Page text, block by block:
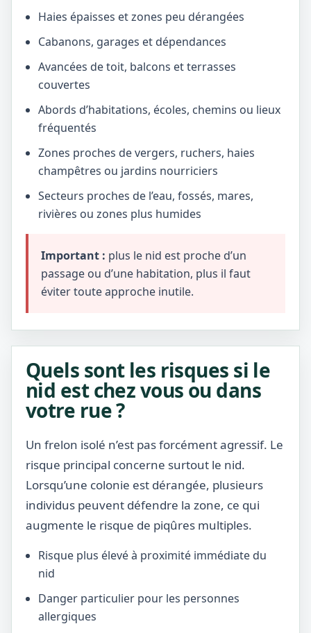
Haies épaisses et zones peu dérangées
Cabanons, garages et dépendances
Avancées de toit, balcons et terrasses
couvertes
Abords d’habitations, écoles, chemins ou lieux
fréquentés
Zones proches de vergers, ruchers, haies
champêtres ou jardins nourriciers
Secteurs proches de l’eau, fossés, mares,
rivières ou zones plus humides
Important : plus le nid est proche d’un
passage ou d’une habitation, plus il faut
éviter toute approche inutile.
Quels sont les risques si le
nid est chez vous ou dans
votre rue ?
Un frelon isolé n’est pas forcément agressif. Le
risque principal concerne surtout le nid.
Lorsqu’une colonie est dérangée, plusieurs
individus peuvent défendre la zone, ce qui
augmente le risque de piqûres multiples.
Risque plus élevé à proximité immédiate du
nid
Danger particulier pour les personnes
allergiques